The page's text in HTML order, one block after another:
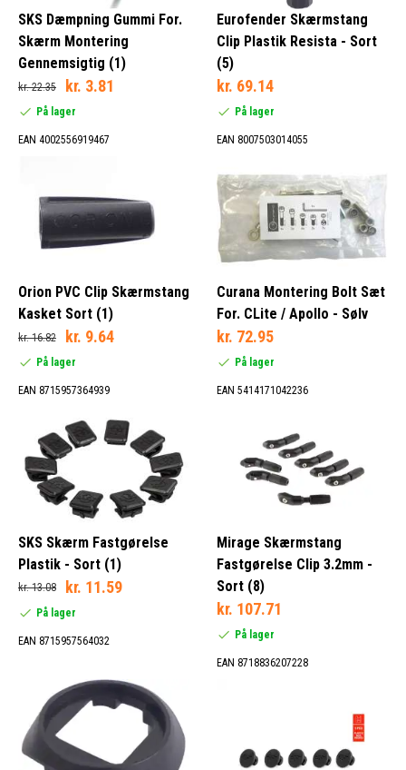
SKS Dæmpning Gummi For.
Skærm Montering
Gennemsigtig (1)
kr. 22.35 kr. 3.81
På lager
EAN 4002556919467
Eurofender Skærmstang
Clip Plastik Resista - Sort
(5)
kr. 69.14
På lager
EAN 8007503014055
Orion PVC Clip Skærmstang
Kasket Sort (1)
kr. 16.82 kr. 9.64
På lager
EAN 8715957364939
Curana Montering Bolt Sæt
For. CLite / Apollo - Sølv
kr. 72.95
På lager
EAN 5414171042236
SKS Skærm Fastgørelse
Plastik - Sort (1)
kr. 13.08 kr. 11.59
På lager
EAN 8715957564032
Mirage Skærmstang
Fastgørelse Clip 3.2mm -
Sort (8)
kr. 107.71
På lager
EAN 8718836207228